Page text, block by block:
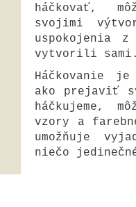
háčkovať,
svojimi
uspokojenia
vytvorili sami.
Háčkovanie
ako prejaviť
háčkujeme,
vzory a
umožňuje
niečo